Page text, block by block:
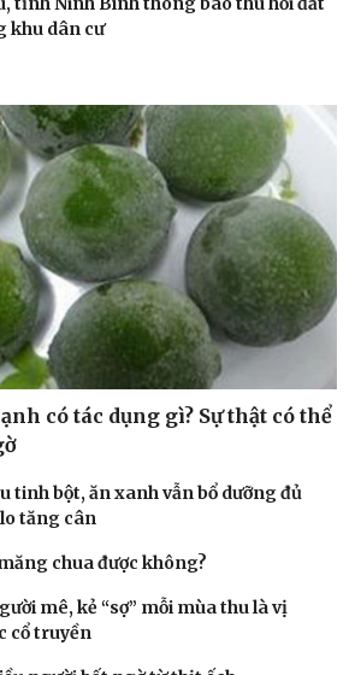
khu dân cư
có tác dụng gì? Sự thật có thể
tinh bột, ăn xanh vẫn bổ dưỡng đủ
tăng cân
chua được không?
mê, kẻ “sợ” mỗi mùa thu là vị
cổ truyền